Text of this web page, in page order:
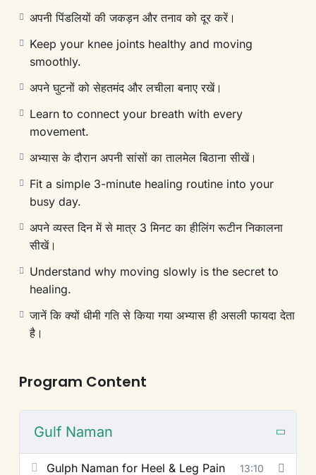
अपनी पिंडलियों की जकड़न और तनाव को दूर करें।
Keep your knee joints healthy and moving
smoothly.
अपने घुटनों को सेहतमंद और लचीला बनाए रखें।
Learn to connect your breath with every
movement.
अभ्यास के दौरान अपनी सांसों का तालमेल बिठाना सीखें।
Fit a simple 3-minute healing routine into your
busy day.
अपने व्यस्त दिन में से मात्र 3 मिनट का हीलिंग रूटीन निकालना
सीखें।
Understand why moving slowly is the secret to
healing.
जानें कि क्यों धीमी गति से किया गया अभ्यास ही असली फायदा देता
है।
Program Content
Gulf Naman
Gulph Naman for Heel & Leg Pain 13:10